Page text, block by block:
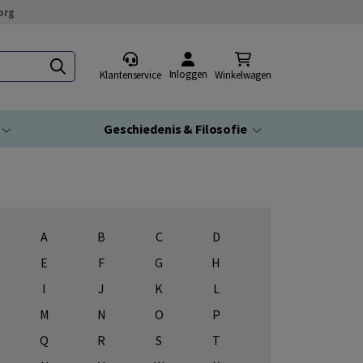
Klantenservice Inloggen Winkelwagen
Geschiedenis & Filosofie
A B C
D
E
F G
H
I
J K
L
M
N O
P
Q
R S
T